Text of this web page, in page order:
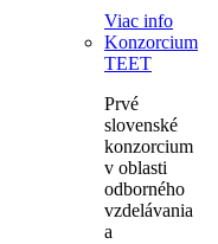
Viac info
Konzorcium
TEET
Prvé
slovenské
konzorcium
v oblasti
odborného
vzdelávania
a